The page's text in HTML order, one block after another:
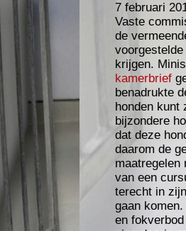
7 februari
Vaste
de
krijgen.
kamerbrief
benadrukte
honden kunt
bijzondere
dat deze
daarom de
maatregelen
van een
terecht in
gaan
en